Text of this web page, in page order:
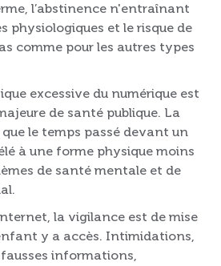
l’abstinence n'entraînant
physiologiques et le risque de
comme pour les autres types
excessive du numérique est
de santé publique. La
le temps passé devant un
à une forme physique moins
de santé mentale et de
la vigilance est de mise
y a accès. Intimidations,
informations,